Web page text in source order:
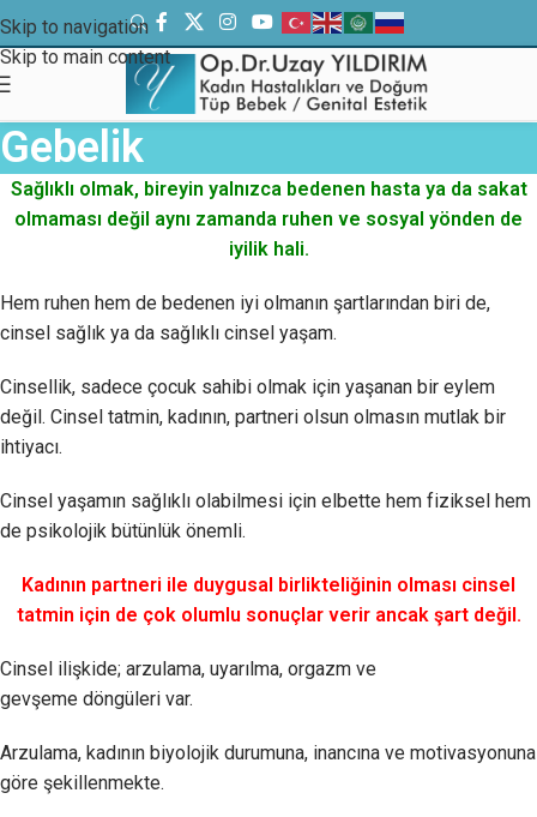
Skip to navigation
Skip to main content
Gebelik
Sağlıklı olmak, bireyin yalnızca bedenen hasta ya da sakat
olmaması değil aynı zamanda ruhen ve sosyal yönden de
iyilik hali.
Hem ruhen hem de bedenen iyi olmanın şartlarından biri de,
cinsel sağlık ya da sağlıklı cinsel yaşam.
Cinsellik, sadece çocuk sahibi olmak için yaşanan bir eylem
değil. Cinsel tatmin, kadının, partneri olsun olmasın mutlak bir
ihtiyacı.
Cinsel yaşamın sağlıklı olabilmesi için elbette hem fiziksel hem
de psikolojik bütünlük önemli.
Kadının partneri ile duygusal birlikteliğinin olması cinsel
tatmin için de çok olumlu sonuçlar verir ancak şart değil.
Cinsel ilişkide; arzulama, uyarılma, orgazm ve
gevşeme döngüleri var.
Arzulama, kadının biyolojik durumuna, inancına ve motivasyonuna
göre şekillenmekte.